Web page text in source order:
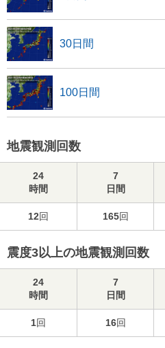
30日間
100日間
地震観測回数
24
時間
7
日間
12回 165回
震度3以上の地震観測回数
24
時間
7
日間
1回 16回